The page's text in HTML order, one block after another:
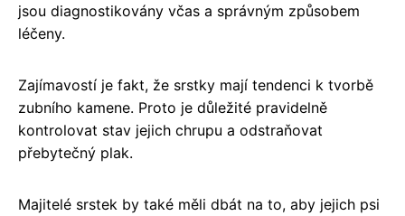
jsou diagnostikovány včas a správným způsobem
léčeny.
Zajímavostí je fakt, že srstky mají tendenci k tvorbě
zubního kamene. Proto je důležité pravidelně
kontrolovat stav jejich chrupu a odstraňovat
přebytečný plak.
Majitelé srstek by také měli dbát na to, aby jejich psi